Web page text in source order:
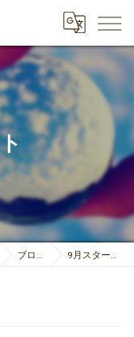
ブログ 9月スタート